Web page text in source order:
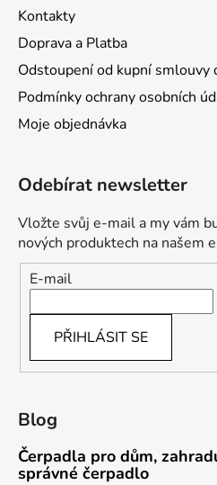
Kontakty
Doprava a Platba
Odstoupení od kupní smlouvy
Podmínky ochrany osobních
Moje objednávka
Odebírat newsletter
Vložte svůj e-mail a my vám
nových produktech na našem
E-mail
PŘIHLÁSIT SE
Blog
Čerpadla pro dům,
správné čerpadlo